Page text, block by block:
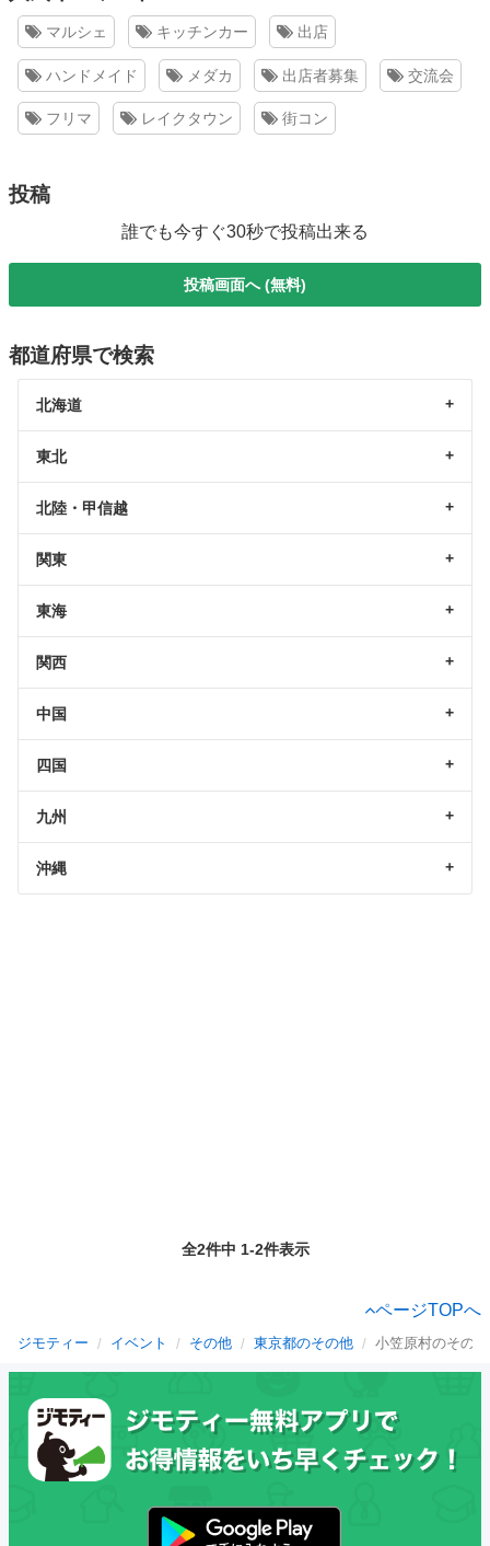
マルシェ キッチンカー 出店
ハンドメイド メダカ 出店者募集 交流会
フリマ レイクタウン 街コン
投稿
誰でも今すぐ30秒で投稿出来る
投稿画面へ (無料)
都道府県で検索
北海道
東北
北陸・甲信越
関東
東海
関西
中国
四国
九州
沖縄
全2件中 1-2件表示
ページTOPへ
ジモティー イベント その他 東京都のその他 小笠原村のその他